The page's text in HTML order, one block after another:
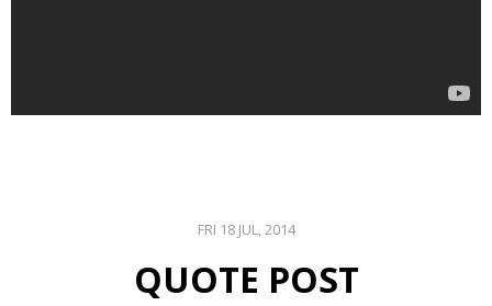
FRI 18 JUL, 2014
QUOTE POST